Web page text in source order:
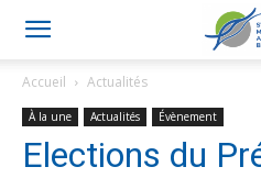
Accueil Actualités
À la une Actualités Évènement
Elections du